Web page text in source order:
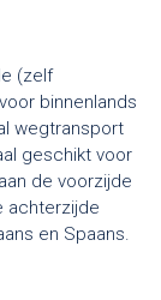
(zelf
binnenlands
wegtransport
geschikt voor
de voorzijde
achterzijde
en Spaans.